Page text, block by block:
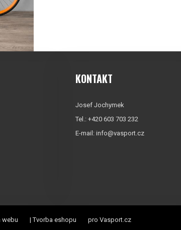
KONTAKT
Josef Jochymek
Tel.: +420 603 703 232
E-mail: info@vasport.cz
webu |Tvorba eshopu pro Vasport.cz